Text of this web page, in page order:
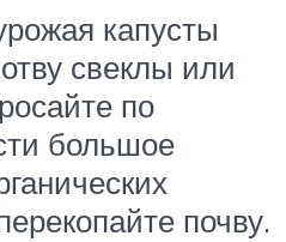
капусты
свеклы или
по
большое
почву.